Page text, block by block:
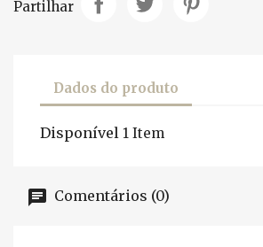
Partilhar
Dados do produto
Disponível 1 Item
Comentários (0)